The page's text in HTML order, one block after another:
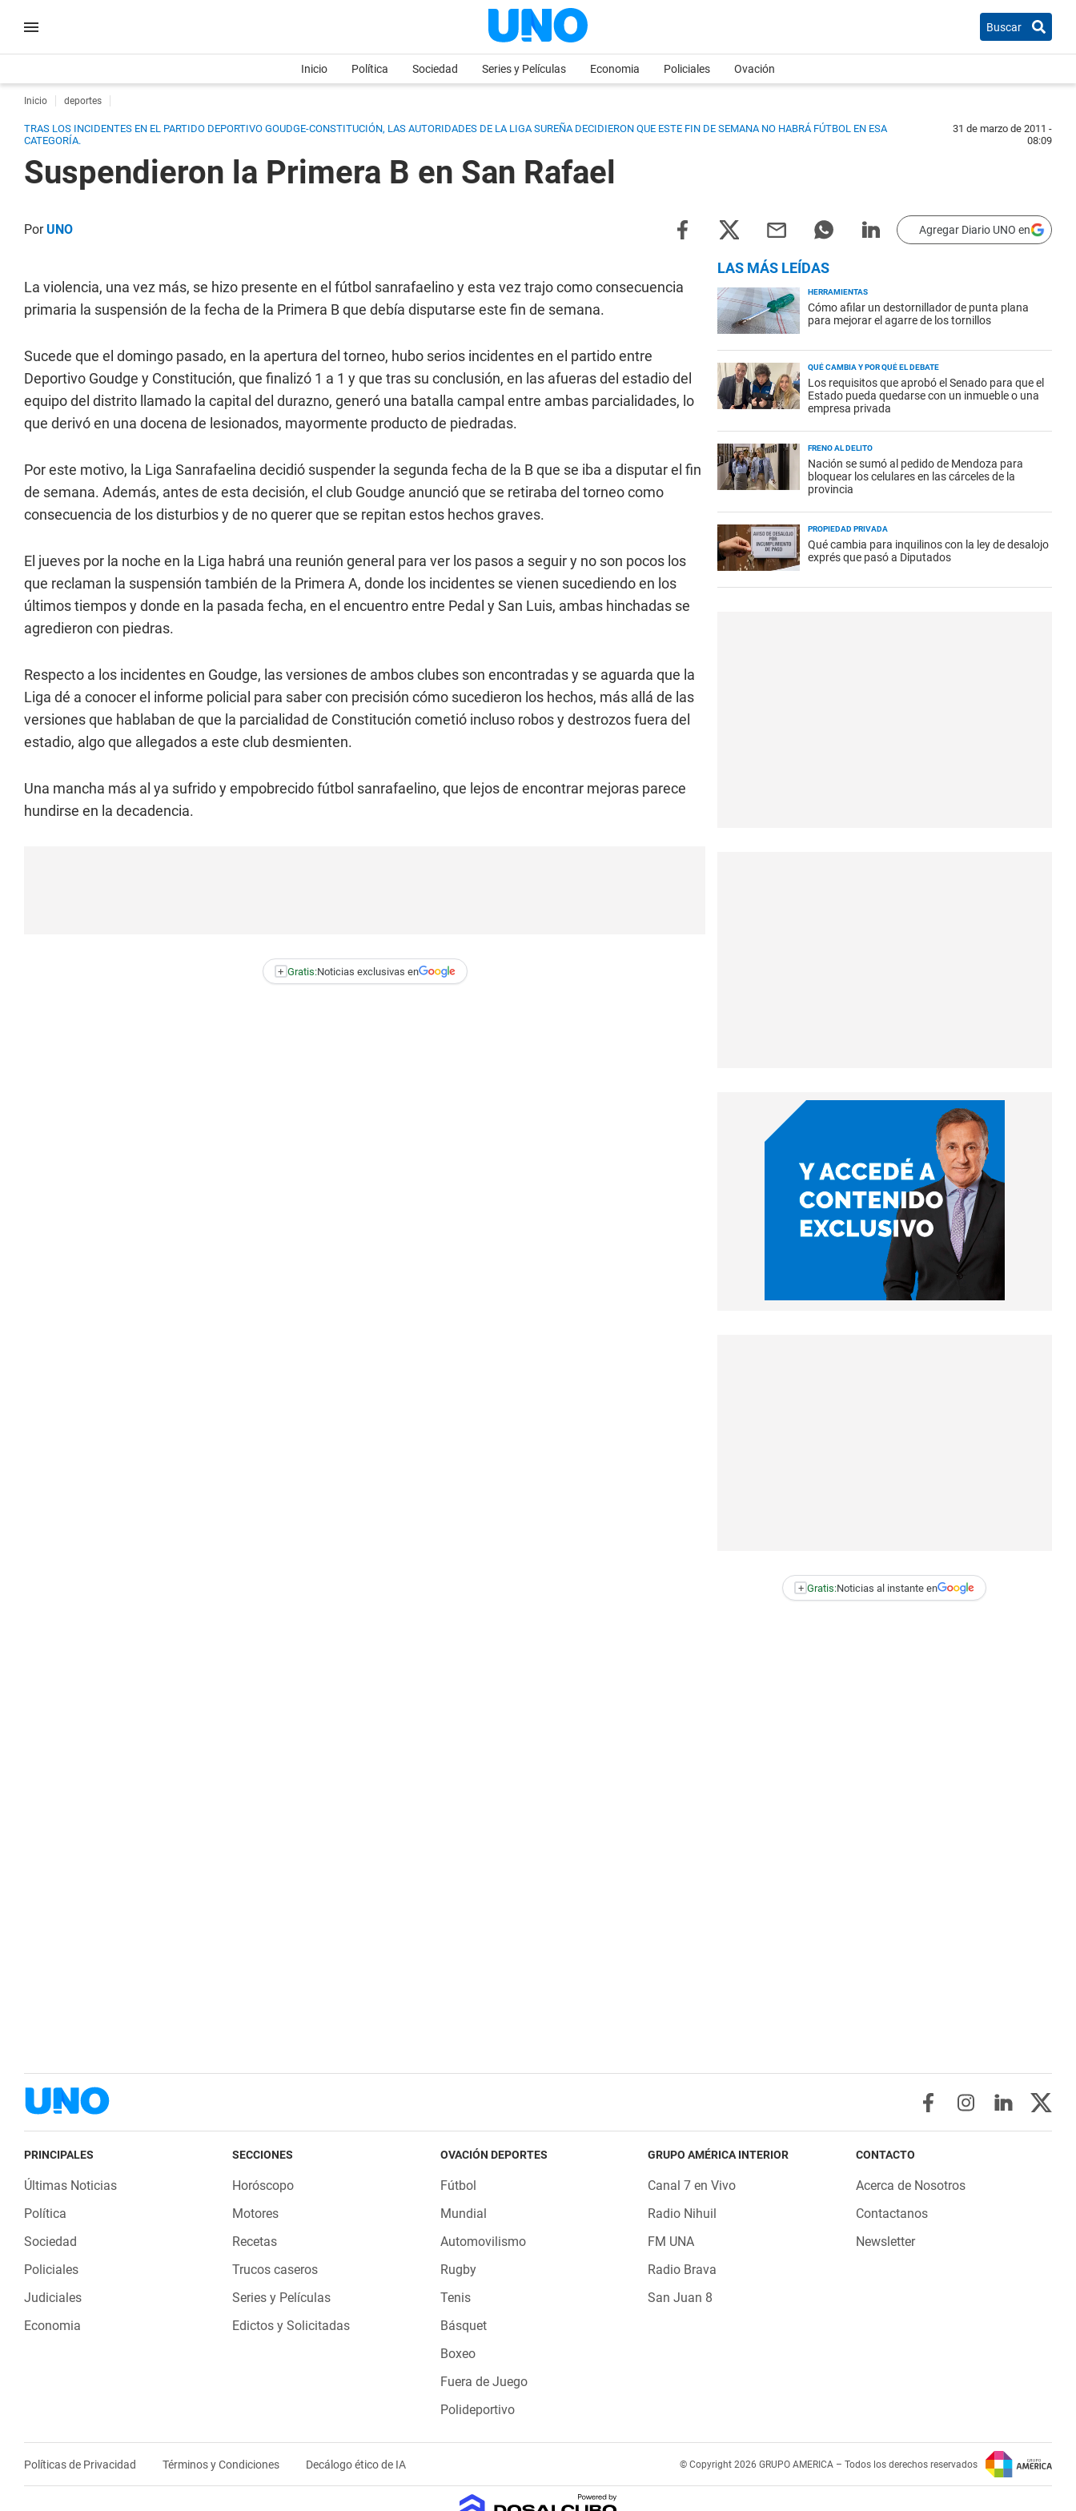
Buscar
Inicio Política Sociedad Series y Películas Economia Policiales Ovación
Inicio deportes
TRAS LOS INCIDENTES EN EL PARTIDO DEPORTIVO GOUDGE-CONSTITUCIÓN, LAS AUTORIDADES DE LA LIGA SUREÑA DECIDIERON QUE ESTE FIN DE SEMANA NO HABRÁ FÚTBOL EN ESA
CATEGORÍA.
31 de marzo de 2011 -
08:09
Suspendieron la Primera B en San Rafael
PorUNO Agregar Diario UNO en
La violencia, una vez más, se hizo presente en el fútbol sanrafaelino y esta vez trajo como consecuencia
primaria la suspensión de la fecha de la Primera B que debía disputarse este fin de semana.
Sucede que el domingo pasado, en la apertura del torneo, hubo serios incidentes en el partido entre
Deportivo Goudge y Constitución, que finalizó 1 a 1 y que tras su conclusión, en las afueras del estadio del
equipo del distrito llamado la capital del durazno, generó una batalla campal entre ambas parcialidades, lo
que derivó en una docena de lesionados, mayormente producto de piedradas.
Por este motivo, la Liga Sanrafaelina decidió suspender la segunda fecha de la B que se iba a disputar el fin
de semana. Además, antes de esta decisión, el club Goudge anunció que se retiraba del torneo como
consecuencia de los disturbios y de no querer que se repitan estos hechos graves.
El jueves por la noche en la Liga habrá una reunión general para ver los pasos a seguir y no son pocos los
que reclaman la suspensión también de la Primera A, donde los incidentes se vienen sucediendo en los
últimos tiempos y donde en la pasada fecha, en el encuentro entre Pedal y San Luis, ambas hinchadas se
agredieron con piedras.
Respecto a los incidentes en Goudge, las versiones de ambos clubes son encontradas y se aguarda que la
Liga dé a conocer el informe policial para saber con precisión cómo sucedieron los hechos, más allá de las
versiones que hablaban de que la parcialidad de Constitución cometió incluso robos y destrozos fuera del
estadio, algo que allegados a este club desmienten.
Una mancha más al ya sufrido y empobrecido fútbol sanrafaelino, que lejos de encontrar mejoras parece
hundirse en la decadencia.
+ Gratis:Noticias exclusivas en
LAS MÁS LEÍDAS
HERRAMIENTAS
Cómo afilar un destornillador de punta plana
para mejorar el agarre de los tornillos
QUÉ CAMBIA Y POR QUÉ EL DEBATE
Los requisitos que aprobó el Senado para que el
Estado pueda quedarse con un inmueble o una
empresa privada
FRENO AL DELITO
Nación se sumó al pedido de Mendoza para
bloquear los celulares en las cárceles de la
provincia
PROPIEDAD PRIVADA
Qué cambia para inquilinos con la ley de desalojo
exprés que pasó a Diputados
+ Gratis:Noticias al instante en
PRINCIPALES
Últimas Noticias
Política
Sociedad
Policiales
Judiciales
Economia
SECCIONES
Horóscopo
Motores
Recetas
Trucos caseros
Series y Películas
Edictos y Solicitadas
OVACIÓN DEPORTES
Fútbol
Mundial
Automovilismo
Rugby
Tenis
Básquet
Boxeo
Fuera de Juego
Polideportivo
GRUPO AMÉRICA INTERIOR
Canal 7 en Vivo
Radio Nihuil
FM UNA
Radio Brava
San Juan 8
CONTACTO
Acerca de Nosotros
Contactanos
Newsletter
Políticas de Privacidad Términos y Condiciones Decálogo ético de IA © Copyright 2026 GRUPO AMERICA – Todos los derechos reservados